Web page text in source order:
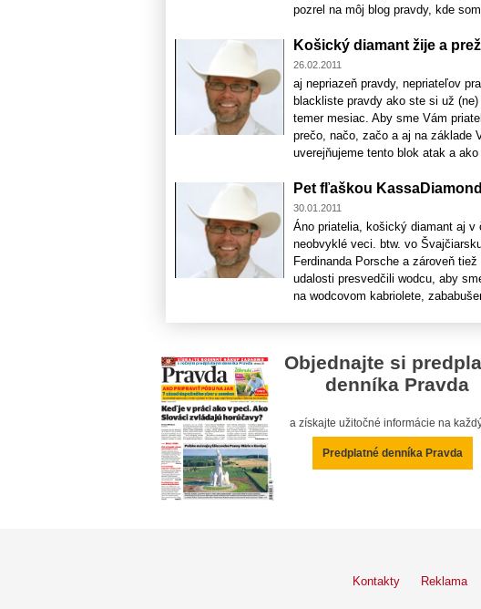
pozrel na môj blog pravdy, kde
Košický diamant žije a
26.02.2011
aj nepriazeň pravdy, nepriateľov
blackliste pravdy ako ste si už
temer mesiac. Aby sme Vám
prečo, načo, začo a aj na základe
uverejňujeme tento blok atak a ako
Pet fľaškou
30.01.2011
Áno priatelia, košický diamant aj
neobvyklé veci. btw. vo
Ferdinanda Porsche a zároveň
udalosti presvedčili wodcu, aby
na wodcovom kabriolete,
Objednajte si
denníka Pravda
a získajte užitočné informácie na
Predplatné denníka Pravda
Kontakty Reklama